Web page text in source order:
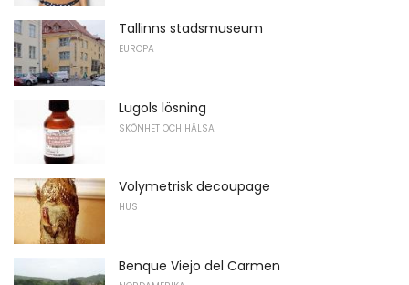
Tallinns stadsmuseum
EUROPA
Lugols lösning
SKÖNHET OCH HÄLSA
Volymetrisk decoupage
HUS
Benque Viejo del Carmen